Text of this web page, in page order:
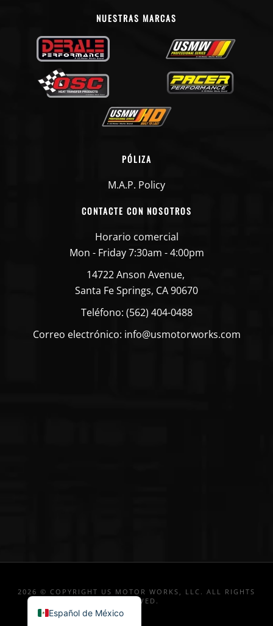
NUESTRAS MARCAS
PÓLIZA
M.A.P. Policy
CONTACTE CON NOSOTROS
Horario comercial
Mon - Friday 7:30am - 4:00pm
14722 Anson Avenue,
Santa Fe Springs, CA 90670
Teléfono: (562) 404-0488
Correo electrónico: info@usmotorworks.com
2026 © COPYRIGHT US MOTOR WORKS, LLC. ALL RIGHTS
RESERVED.
Español de México